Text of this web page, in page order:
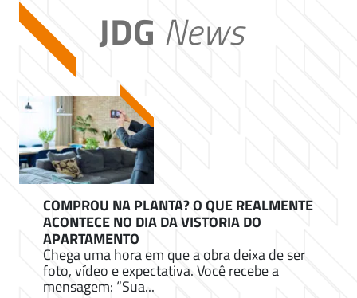
JDG News
COMPROU NA PLANTA? O QUE REALMENTE
ACONTECE NO DIA DA VISTORIA DO
APARTAMENTO
Chega uma hora em que a obra deixa de ser
foto, vídeo e expectativa. Você recebe a
mensagem: “Sua...